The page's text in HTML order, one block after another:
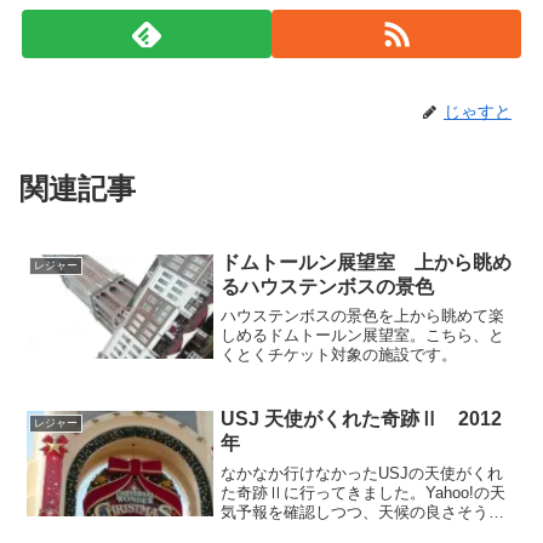
じゃすと
関連記事
レジャー
ドムトールン展望室 上から眺め
るハウステンボスの景色
ハウステンボスの景色を上から眺めて楽
しめるドムトールン展望室。こちら、と
くとくチケット対象の施設です。
レジャー
USJ 天使がくれた奇跡Ⅱ 2012
年
なかなか行けなかったUSJの天使がくれ
た奇跡Ⅱに行ってきました。Yahoo!の天
気予報を確認しつつ、天候の良さそうな